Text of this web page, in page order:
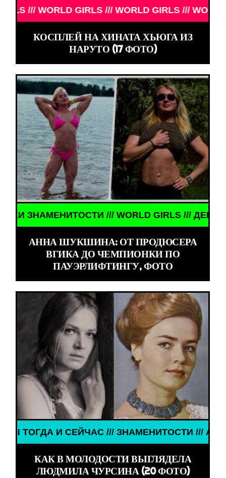
WORLD GIRLS /// WORLD GIRLS /// WORLD
КОСПЛЕЙ НА ХИНАТА ХЬЮГА ИЗ
НАРУТО (17 ФОТО)
/// WORLD GIRLS /// ДЕВУШКИ
АННА ШУКШИНА: ОТ ПРОДЮСЕРА
ВГИКА ДО ЧЕМПИОНКИ ПО
ПАУЭРЛИФТИНГУ, ФОТО
/// ЗНАМЕНИТОСТИ /// АКТЁРЫ
КАК В МОЛОДОСТИ ВЫГЛЯДЕЛА
ЛЮДМИЛА ЧУРСИНА (20 ФОТО)